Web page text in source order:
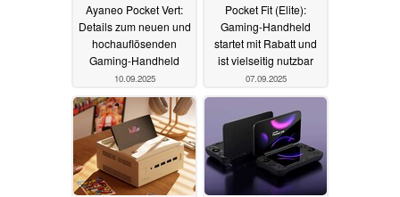
Ayaneo Pocket Vert:
Details zum neuen und
hochauflösenden
Gaming-Handheld
10.09.2025
Pocket Fit (Elite):
Gaming-Handheld
startet mit Rabatt und
ist vielseitig nutzbar
07.09.2025